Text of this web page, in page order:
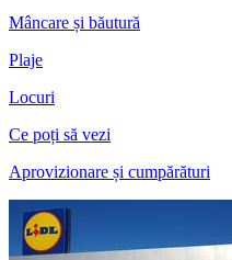
Mâncare și băutură
Plaje
Locuri
Ce poți să vezi
Aprovizionare și cumpărături